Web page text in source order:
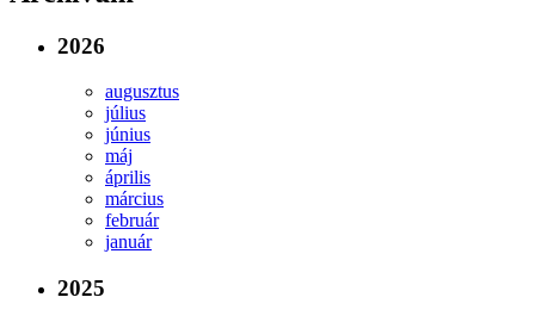
2026
augusztus
július
június
máj
április
március
február
január
2025